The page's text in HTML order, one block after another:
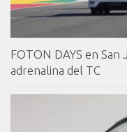
FOTON DAYS en
adrenalina del TC